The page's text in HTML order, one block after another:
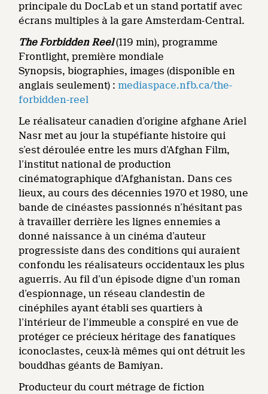
principale du DocLab et un stand portatif avec
écrans multiples à la gare Amsterdam-Central.
The Forbidden Reel(119 min), programme
Frontlight, première mondiale
Synopsis, biographies, images (disponible en
anglais seulement) : mediaspace.nfb.ca/the-
forbidden-reel
Le réalisateur canadien d’origine afghane Ariel
Nasr met au jour la stupéfiante histoire qui
s’est déroulée entre les murs d’Afghan Film,
l’institut national de production
cinématographique d’Afghanistan. Dans ces
lieux, au cours des décennies 1970 et 1980, une
bande de cinéastes passionnés n’hésitant pas
à travailler derrière les lignes ennemies a
donné naissance à un cinéma d’auteur
progressiste dans des conditions qui auraient
confondu les réalisateurs occidentaux les plus
aguerris. Au fil d’un épisode digne d’un roman
d’espionnage, un réseau clandestin de
cinéphiles ayant établi ses quartiers à
l’intérieur de l’immeuble a conspiré en vue de
protéger ce précieux héritage des fanatiques
iconoclastes, ceux-là mêmes qui ont détruit les
bouddhas géants de Bamiyan.
Producteur du court métrage de fiction